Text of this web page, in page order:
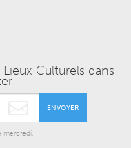
Culturels dans
ENVOYER
mercredi.